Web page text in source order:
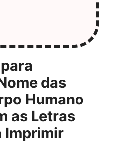
das
Humano
as Letras
Imprimir